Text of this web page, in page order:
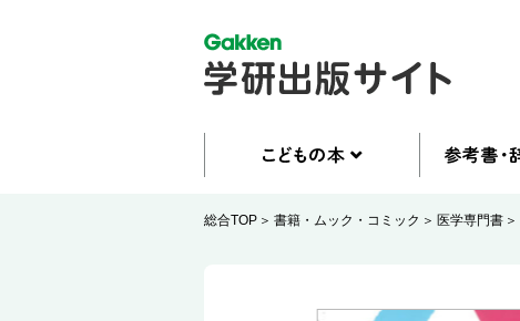
総合TOP 書籍・ムック・コミック 医学専門書